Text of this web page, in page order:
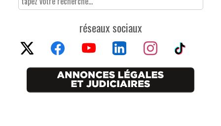
réseaux sociaux